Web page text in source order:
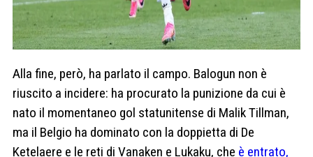
Alla fine, però, ha parlato il campo. Balogun non è
riuscito a incidere: ha procurato la punizione da cui è
nato il momentaneo gol statunitense di Malik Tillman,
ma il Belgio ha dominato con la doppietta di De
Ketelaere e le reti di Vanaken e Lukaku, che è entrato,